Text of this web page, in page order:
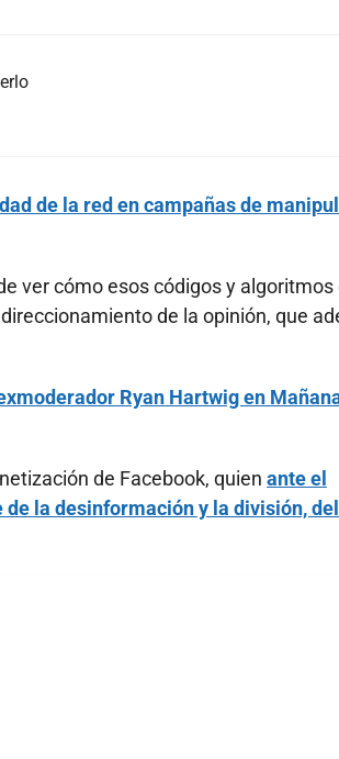
de la red en campañas de
ver cómo esos códigos y algoritmos
de la opinión, que
Ryan Hartwig en
de Facebook, quien ante el
la desinformación y la división, del